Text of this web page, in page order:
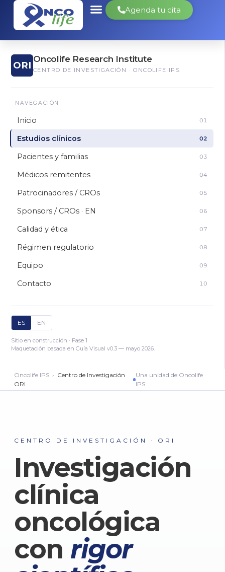
Agenda tu cita
ORI
Oncolife Research Institute
CENTRO DE INVESTIGACIÓN · ONCOLIFE IPS
NAVEGACIÓN
Inicio 01
Estudios clínicos 02
Pacientes y familias 03
Médicos remitentes 04
Patrocinadores / CROs 05
Sponsors / CROs · EN 06
Calidad y ética 07
Régimen regulatorio 08
Equipo 09
Contacto 10
ES EN
Sitio en construcción · Fase 1
Maquetación basada en Guía Visual v0.3 — mayo 2026.
Oncolife IPS › Centro de Investigación
ORI
Una unidad de Oncolife
IPS
CENTRO DE INVESTIGACIÓN · ORI
Investigación
clínica
oncológica
con rigor